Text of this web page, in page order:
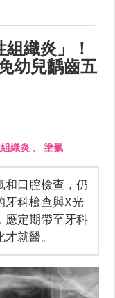
織炎」！
幼兒齲齒五
織炎 、 塗氟
和口腔檢查，仍
牙科檢查與X光
應定期帶至牙科
就醫。